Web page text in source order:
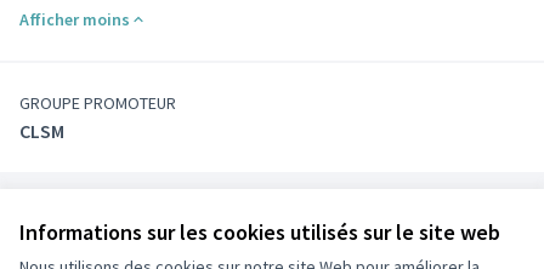
Informations sur les cookies utilisés sur le site web
Afficher moins
GROUPE PROMOTEUR
CLSM